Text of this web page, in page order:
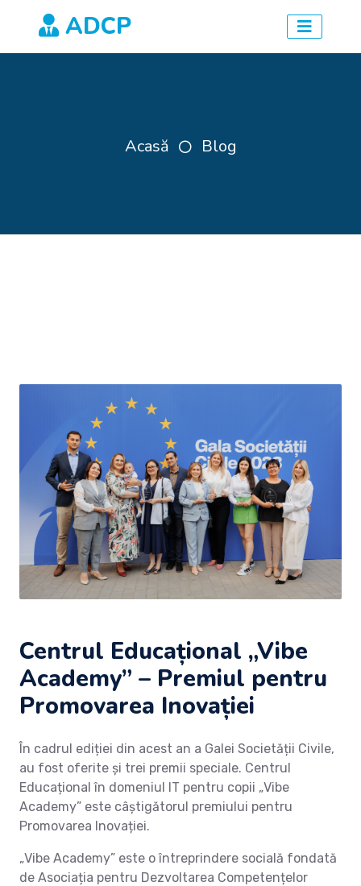
ADCP
Acasă Blog
Centrul Educațional „Vibe
Academy” – Premiul pentru
Promovarea Inovației
În cadrul ediției din acest an a Galei Societății Civile,
au fost oferite și trei premii speciale. Centrul
Educațional în domeniul IT pentru copii „Vibe
Academy” este câștigătorul premiului pentru
Promovarea Inovației.
„Vibe Academy” este o întreprindere socială fondată
de Asociația pentru Dezvoltarea Competențelor